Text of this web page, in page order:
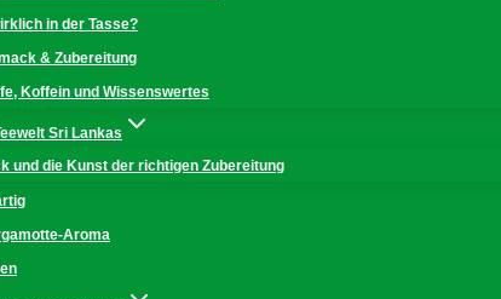
in der Tasse?
& Zubereitung
Koffein und Wissenswertes
Sri Lankas
und die Kunst der richtigen Zubereitung
Aroma